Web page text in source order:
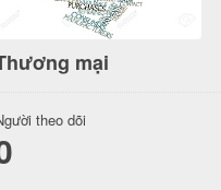
mại
theo dõi